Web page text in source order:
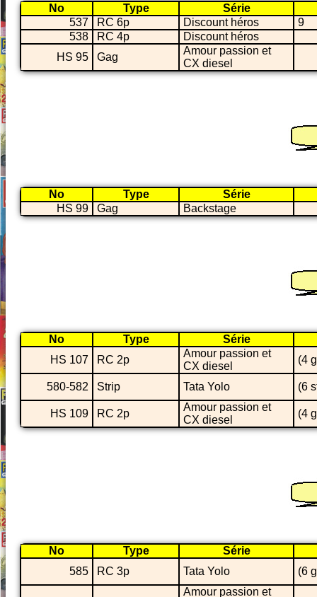
No Type
Série
537
RC 6p Discount héros
9
538
RC 4p
Discount héros
HS 95
Gag
Amour passion et
CX diesel
No Type
Série
HS 99
Gag Backstage
No Type
Série
HS 107
RC 2p
Amour passion et
CX diesel
(4
580-582 Strip Tata Yolo (6
HS 109 RC 2p
Amour passion et
CX diesel
(4
No Type
Série
585
RC 3p Tata Yolo (6
Amour passion et